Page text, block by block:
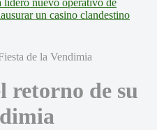
nuevo operativo de
un casino clandestino
retorno de su